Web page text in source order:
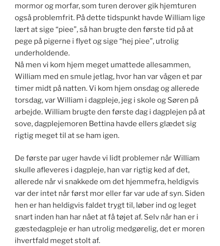
mormor og morfar, som turen derover gik hjemturen
også problemfrit. På dette tidspunkt havde William lige
lært at sige “piee”, så han brugte den første tid på at
pege på pigerne i flyet og sige “hej piee”, utrolig
underholdende.
Nå men vi kom hjem meget umattede allesammen,
William med en smule jetlag, hvor han var vågen et par
timer midt på natten. Vi kom hjem onsdag og allerede
torsdag, var William i dagpleje, jeg i skole og Søren på
arbejde. William brugte den første dag i dagplejen på at
sove, dagplejemoren Bettina havde ellers glædet sig
rigtig meget til at se ham igen.
De første par uger havde vi lidt problemer når William
skulle afleveres i dagpleje, han var rigtig ked af det,
allerede når vi snakkede om det hjemmefra, heldigvis
var der intet når først mor eller far var ude af syn. Siden
hen er han heldigvis faldet trygt til, løber ind og leget
snart inden han har nået at få tøjet af. Selv når han er i
gæstedagpleje er han utrolig medgørelig, det er moren
ihvertfald meget stolt af.